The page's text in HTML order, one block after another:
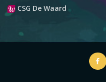
CSG De Waard